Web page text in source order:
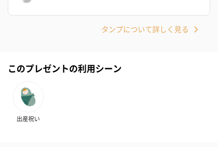
タンプについて詳しく見る
このプレゼントの利用シーン
出産祝い